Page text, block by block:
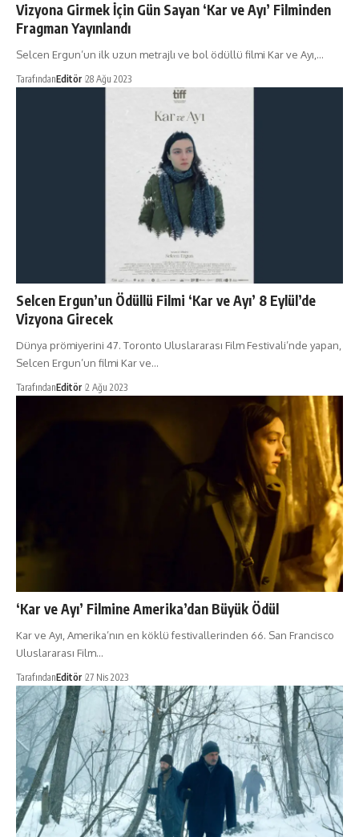
Vizyona Girmek İçin Gün Sayan ‘Kar ve Ayı’ Filminden
Fragman Yayınlandı
Selcen Ergun’un ilk uzun metrajlı ve bol ödüllü filmi Kar ve Ayı,…
TarafındanEditör 28 Ağu 2023
Selcen Ergun’un Ödüllü Filmi ‘Kar ve Ayı’ 8 Eylül’de
Vizyona Girecek
Dünya prömiyerini 47. Toronto Uluslararası Film Festivali’nde yapan,
Selcen Ergun’un filmi Kar ve…
TarafındanEditör 2 Ağu 2023
‘Kar ve Ayı’ Filmine Amerika’dan Büyük Ödül
Kar ve Ayı, Amerika’nın en köklü festivallerinden 66. San Francisco
Uluslararası Film…
TarafındanEditör 27 Nis 2023